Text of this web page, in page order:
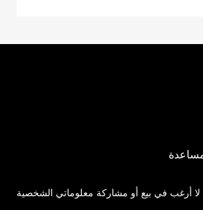
لا أرغب في بيع أو مشاركة معلوماتي الشخصية